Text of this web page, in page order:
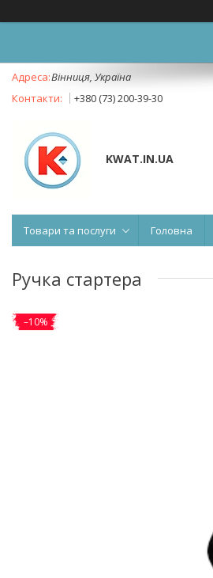
Вінниця, Україна
+380 (73) 200-39-30
KWAT.IN.UA
Товари та послуги Головна
Ручка стартера
–10%